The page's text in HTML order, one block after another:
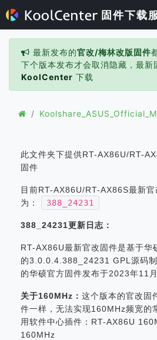
固件下载
最新发布的官改/梅林改版固件
下个版本发布才会取消隐藏，最新
KoolCenter 下载
此文件夹下提供RT-AX86U/RT-
固件
目前RT-AX86U/RT-AX86S最新官
为：
388_24231
388_24231更新日志：
RT-AX86U最新官改固件是基于
的3.0.0.4.388_24231 GPL源码
的华硕官方固件发布于2023年11月
关于160MHz： 这个版本的官改固
件一样，无法实现160MHz频宽的
用软件中心插件：RT-AX86U
160MHz